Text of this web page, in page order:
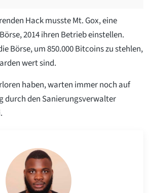
Hack musste Mt. Gox, eine
2014 ihren Betrieb einstellen.
Börse, um 850.000 Bitcoins zu stehlen,
wert sind.
haben, warten immer noch auf
durch den Sanierungsverwalter